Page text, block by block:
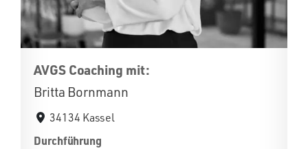
AVGS Coaching mit:
Britta Bornmann
34134 Kassel
Durchführung